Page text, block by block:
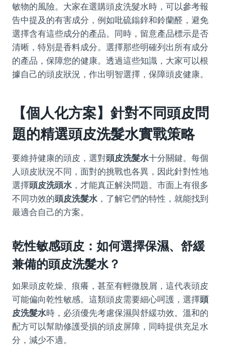
敏物的風險。大家在選購頭皮洗髮水時，可以參考報
告中提及的有害成分，例如吡硫鎓鋅和鈴蘭醛，避免
選擇含有這些成分的產品。同時，留意產品標示是否
清晰，特別是香料成分。選擇那些明確列出所有成分
的產品，保障您的健康。透過這些知識，大家可以根
據自己的頭皮狀況，作出明智選擇，保障頭皮健康。
【個人化方案】針對不同頭皮問
題的精選頭皮洗髮水實戰策略
要維持健康的頭皮，選對頭皮洗髮水十分關鍵。每個
人頭皮狀況不同，面對的挑戰也各異，因此針對性地
選擇頭皮洗頭水 ，才能真正解決問題。市面上有很多
不同功效的頭皮洗髮水 ，了解它們的特性，就能找到
最適合自己的方案。
乾性敏感頭皮：如何選擇保濕、舒緩
兼備的頭皮洗髮水？
如果頭皮乾燥、痕癢，甚至有輕微脫屑，這代表頭皮
可能偏向乾性敏感。這類頭皮需要細心呵護，選擇頭
皮洗髮水時，必須優先考慮保濕與舒緩功效。溫和的
配方可以幫助修護受損的頭皮屏障，同時提供充足水
分，減少不適。